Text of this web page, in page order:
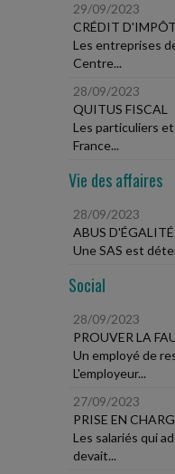
29/09/2023
CRÉDIT
Les entreprises
Centre...
28/09/2023
QUITUS FISCAL
Les particuliers
France...
Vie des affaires
28/09/2023
ABUS
Une SAS est
Social
28/09/2023
PROUVER LA
Un employé de
L'employeur...
27/09/2023
PRISE EN
Les salariés qui
devait...